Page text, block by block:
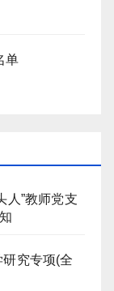
单
人”教师党支
究专项(全